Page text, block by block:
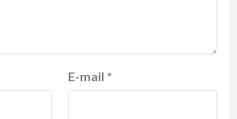
E-mail *